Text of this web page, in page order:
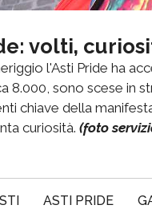
volti,
l'Asti Pride ha
8.000, sono scese in
chiave della
curiosità. (foto
ASTI PRIDE